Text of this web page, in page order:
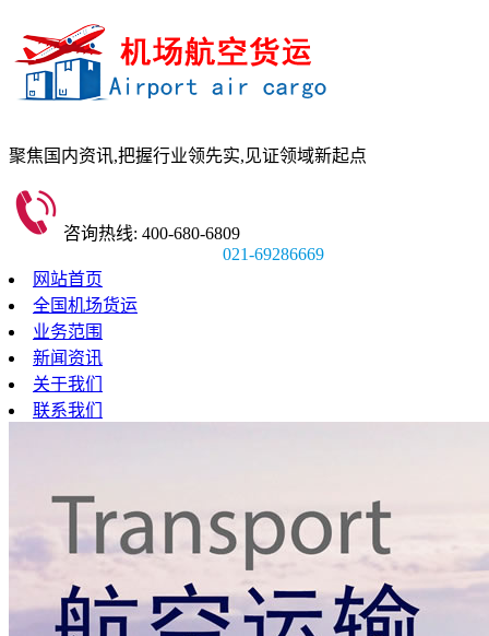
聚焦国内资讯,把握行业领先实,见证领域新起点
咨询热线: 400-680-6809
021-69286669
网站首页
全国机场货运
业务范围
新闻资讯
关于我们
联系我们